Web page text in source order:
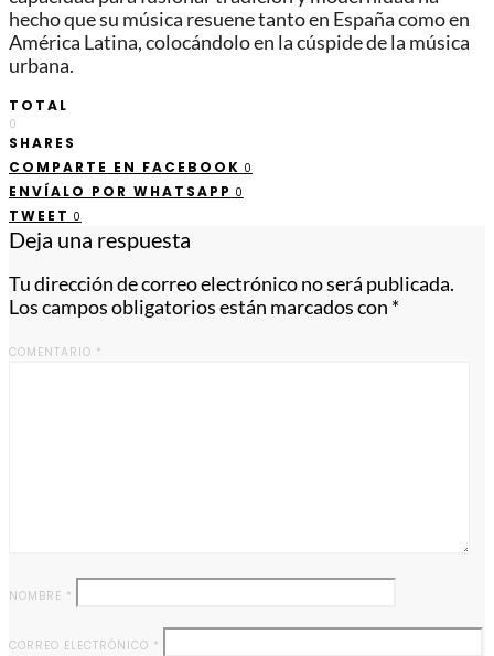
hecho que su música resuene tanto en España como en
América Latina, colocándolo en la cúspide de la música
urbana.
TOTAL
0
SHARES
COMPARTE EN FACEBOOK 0
ENVÍALO POR WHATSAPP 0
TWEET 0
Deja una respuesta
Tu dirección de correo electrónico no será publicada.
Los campos obligatorios están marcados con *
COMENTARIO *
NOMBRE *
CORREO ELECTRÓNICO *